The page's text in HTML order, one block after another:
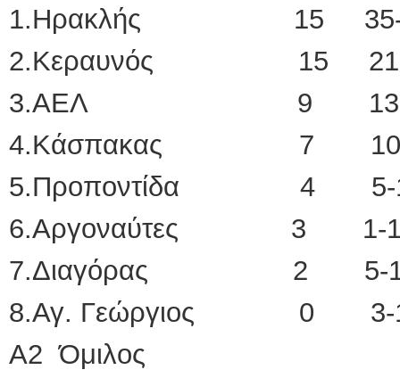
1.Ηρακλής 15 35-
2.Κεραυνός 15
3.ΑΕΛ 9 13-
4.Κάσπακας 7 10-
5.Προποντίδα 4 5-
6.Αργοναύτες 3 1-
7.Διαγόρας 2 5-
8.Αγ. Γεώργιος 0 3-
Α2 Όμιλος